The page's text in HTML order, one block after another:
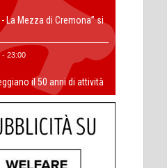
La Mezza di Cremona” si
- 23:00
il 50 anni di attività